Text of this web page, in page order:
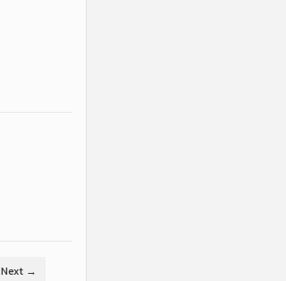
Next →